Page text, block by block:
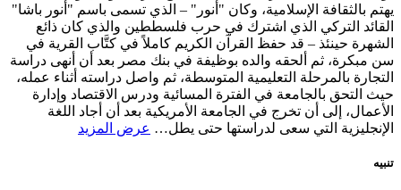
يهتم بالثقافة الإسلامية، وكان "أنور" – الذي تسمى باسم "أنور باشا"
القائد التركي الذي اشترك في حرب فلسططين والذي كان ذائع
الشهرة حينئذ – قد حفظ القرآن الكريم كاملاً في كتَّاب القرية في
سن مبكرة، ثم ألحقه والده بوظيفة في بنك مصر بعد أن أنهى دراسة
التجارة بالمرحلة التعليمية المتوسطة، ثم واصل دراسته أثناء عمله،
حيث التحق بالجامعة في الفترة المسائية ودرس الاقتصاد وإدارة
الأعمال، إلى أن تخرج في الجامعة الأمريكية بعد أن أجاد اللغة
الإنجليزية التي سعى لدراستها حتى يطل… عرض المزيد
تنبيه